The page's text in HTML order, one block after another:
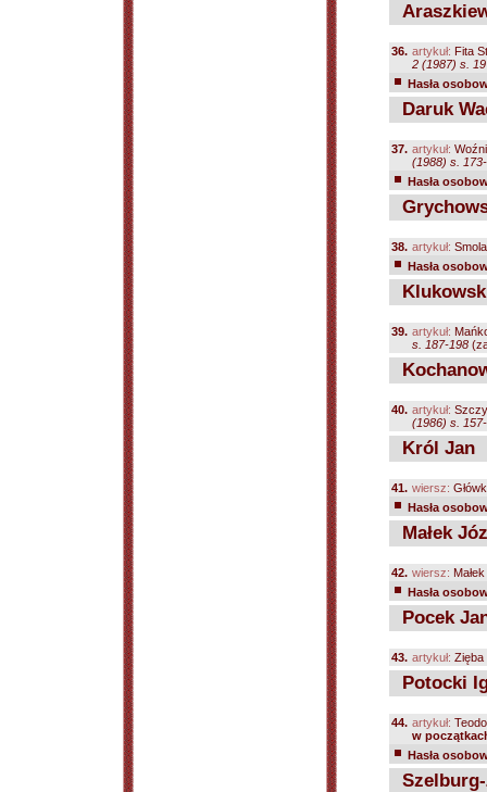
36. artykuł: Fita
2 (1987) s.
Hasła
Daruk
37. artykuł:
(1988) s.
Hasła
38. artykuł:
Hasła
39. artykuł:
s. 187-198
40. artykuł:
(1986) s.
Król Jan
41. wiersz:
Hasła
Małek
42. wiersz:
Hasła
Pocek
43. artykuł:
Potocki
44. artykuł:
w
Hasła